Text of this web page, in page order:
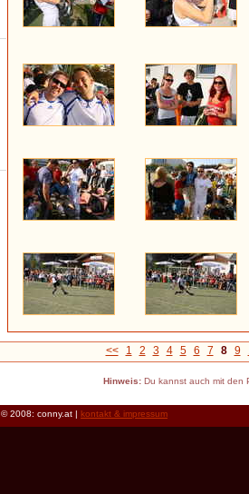
<< 1 2 3 4 5 6 7 8 9
Hinweis:Du kannst auch mit den
© 2008: conny.at | kontakt & impressum